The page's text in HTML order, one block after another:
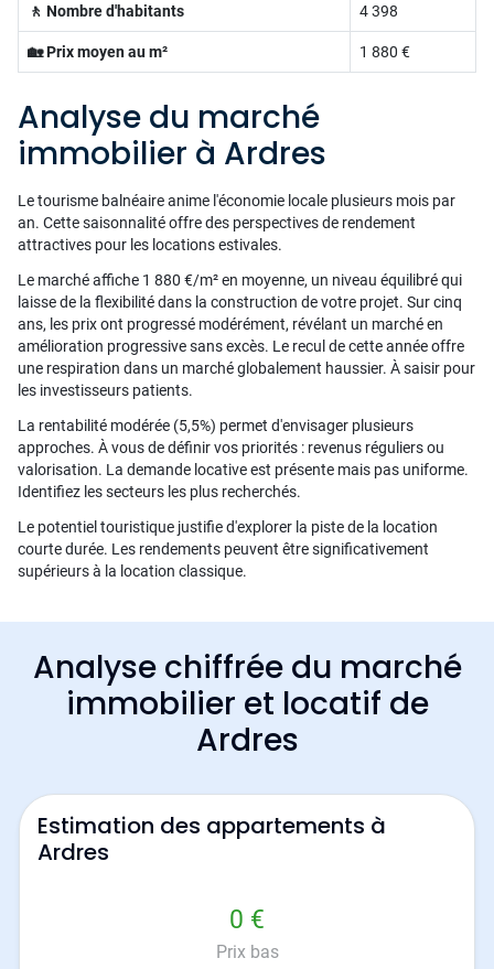
🚶 Nombre d'habitants 4 398
🏡 Prix moyen au m² 1 880 €
Analyse du marché
immobilier à Ardres
Le tourisme balnéaire anime l'économie locale plusieurs mois par
an. Cette saisonnalité offre des perspectives de rendement
attractives pour les locations estivales.
Le marché affiche 1 880 €/m² en moyenne, un niveau équilibré qui
laisse de la flexibilité dans la construction de votre projet. Sur cinq
ans, les prix ont progressé modérément, révélant un marché en
amélioration progressive sans excès. Le recul de cette année offre
une respiration dans un marché globalement haussier. À saisir pour
les investisseurs patients.
La rentabilité modérée (5,5%) permet d'envisager plusieurs
approches. À vous de définir vos priorités : revenus réguliers ou
valorisation. La demande locative est présente mais pas uniforme.
Identifiez les secteurs les plus recherchés.
Le potentiel touristique justifie d'explorer la piste de la location
courte durée. Les rendements peuvent être significativement
supérieurs à la location classique.
Analyse chiffrée du marché
immobilier et locatif de
Ardres
Estimation des appartements à
Ardres
0 €
Prix bas